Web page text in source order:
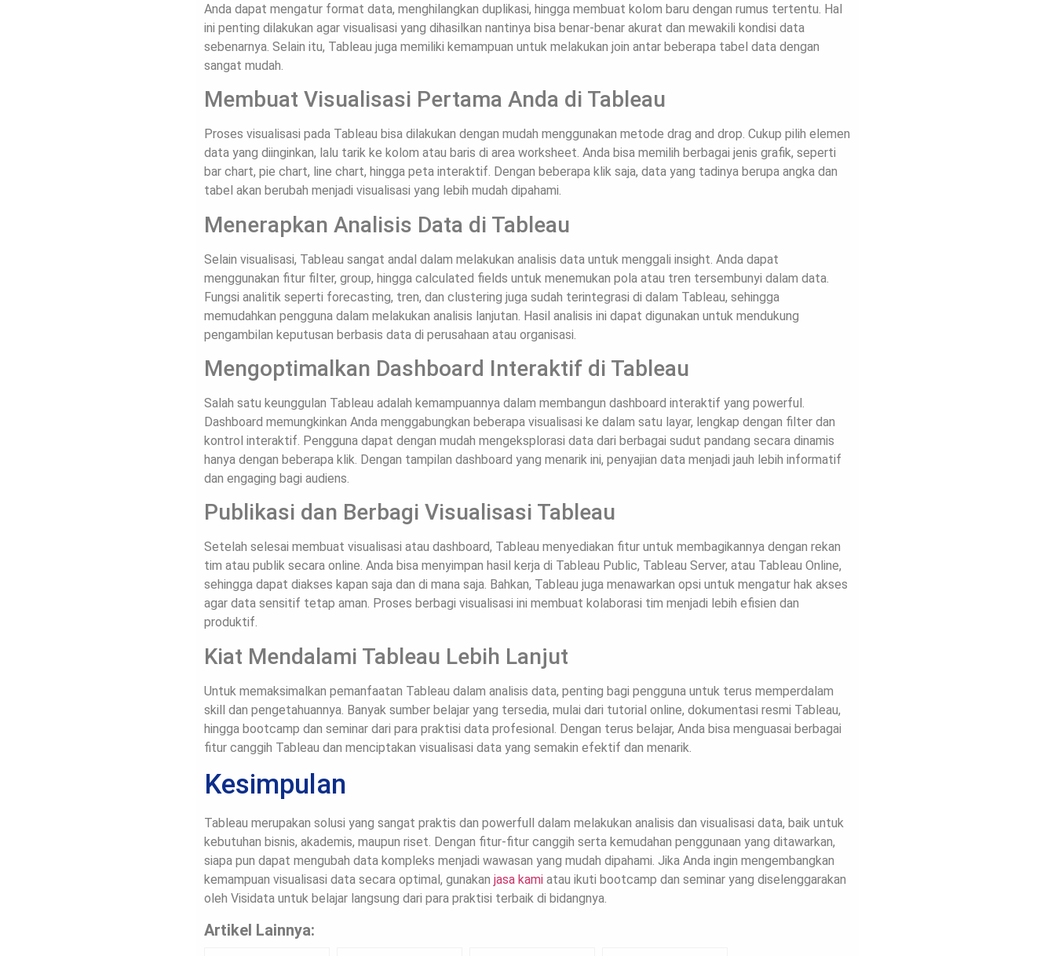
Anda dapat mengatur format data, menghilangkan duplikasi, hingga membuat kolom baru dengan rumus tertentu. Hal
ini penting dilakukan agar visualisasi yang dihasilkan nantinya bisa benar-benar akurat dan mewakili kondisi data
sebenarnya. Selain itu, Tableau juga memiliki kemampuan untuk melakukan join antar beberapa tabel data dengan
sangat mudah.
Membuat Visualisasi Pertama Anda di Tableau
Proses visualisasi pada Tableau bisa dilakukan dengan mudah menggunakan metode drag and drop. Cukup pilih elemen
data yang diinginkan, lalu tarik ke kolom atau baris di area worksheet. Anda bisa memilih berbagai jenis grafik, seperti
bar chart, pie chart, line chart, hingga peta interaktif. Dengan beberapa klik saja, data yang tadinya berupa angka dan
tabel akan berubah menjadi visualisasi yang lebih mudah dipahami.
Menerapkan Analisis Data di Tableau
Selain visualisasi, Tableau sangat andal dalam melakukan analisis data untuk menggali insight. Anda dapat
menggunakan fitur filter, group, hingga calculated fields untuk menemukan pola atau tren tersembunyi dalam data.
Fungsi analitik seperti forecasting, tren, dan clustering juga sudah terintegrasi di dalam Tableau, sehingga
memudahkan pengguna dalam melakukan analisis lanjutan. Hasil analisis ini dapat digunakan untuk mendukung
pengambilan keputusan berbasis data di perusahaan atau organisasi.
Mengoptimalkan Dashboard Interaktif di Tableau
Salah satu keunggulan Tableau adalah kemampuannya dalam membangun dashboard interaktif yang powerful.
Dashboard memungkinkan Anda menggabungkan beberapa visualisasi ke dalam satu layar, lengkap dengan filter dan
kontrol interaktif. Pengguna dapat dengan mudah mengeksplorasi data dari berbagai sudut pandang secara dinamis
hanya dengan beberapa klik. Dengan tampilan dashboard yang menarik ini, penyajian data menjadi jauh lebih informatif
dan engaging bagi audiens.
Publikasi dan Berbagi Visualisasi Tableau
Setelah selesai membuat visualisasi atau dashboard, Tableau menyediakan fitur untuk membagikannya dengan rekan
tim atau publik secara online. Anda bisa menyimpan hasil kerja di Tableau Public, Tableau Server, atau Tableau Online,
sehingga dapat diakses kapan saja dan di mana saja. Bahkan, Tableau juga menawarkan opsi untuk mengatur hak akses
agar data sensitif tetap aman. Proses berbagi visualisasi ini membuat kolaborasi tim menjadi lebih efisien dan
produktif.
Kiat Mendalami Tableau Lebih Lanjut
Untuk memaksimalkan pemanfaatan Tableau dalam analisis data, penting bagi pengguna untuk terus memperdalam
skill dan pengetahuannya. Banyak sumber belajar yang tersedia, mulai dari tutorial online, dokumentasi resmi Tableau,
hingga bootcamp dan seminar dari para praktisi data profesional. Dengan terus belajar, Anda bisa menguasai berbagai
fitur canggih Tableau dan menciptakan visualisasi data yang semakin efektif dan menarik.
Kesimpulan
Tableau merupakan solusi yang sangat praktis dan powerfull dalam melakukan analisis dan visualisasi data, baik untuk
kebutuhan bisnis, akademis, maupun riset. Dengan fitur-fitur canggih serta kemudahan penggunaan yang ditawarkan,
siapa pun dapat mengubah data kompleks menjadi wawasan yang mudah dipahami. Jika Anda ingin mengembangkan
kemampuan visualisasi data secara optimal, gunakanjasa kami atau ikuti bootcamp dan seminar yang diselenggarakan
oleh Visidata untuk belajar langsung dari para praktisi terbaik di bidangnya.
Artikel Lainnya: